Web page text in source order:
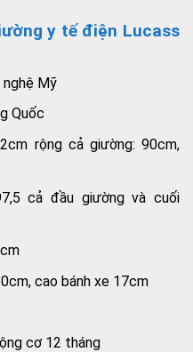
y tế điện Lucass
nghệ Mỹ
Quốc
rộng cả giường: 90cm,
cả đầu giường và cuối
cao bánh xe 17cm
cơ 12 tháng